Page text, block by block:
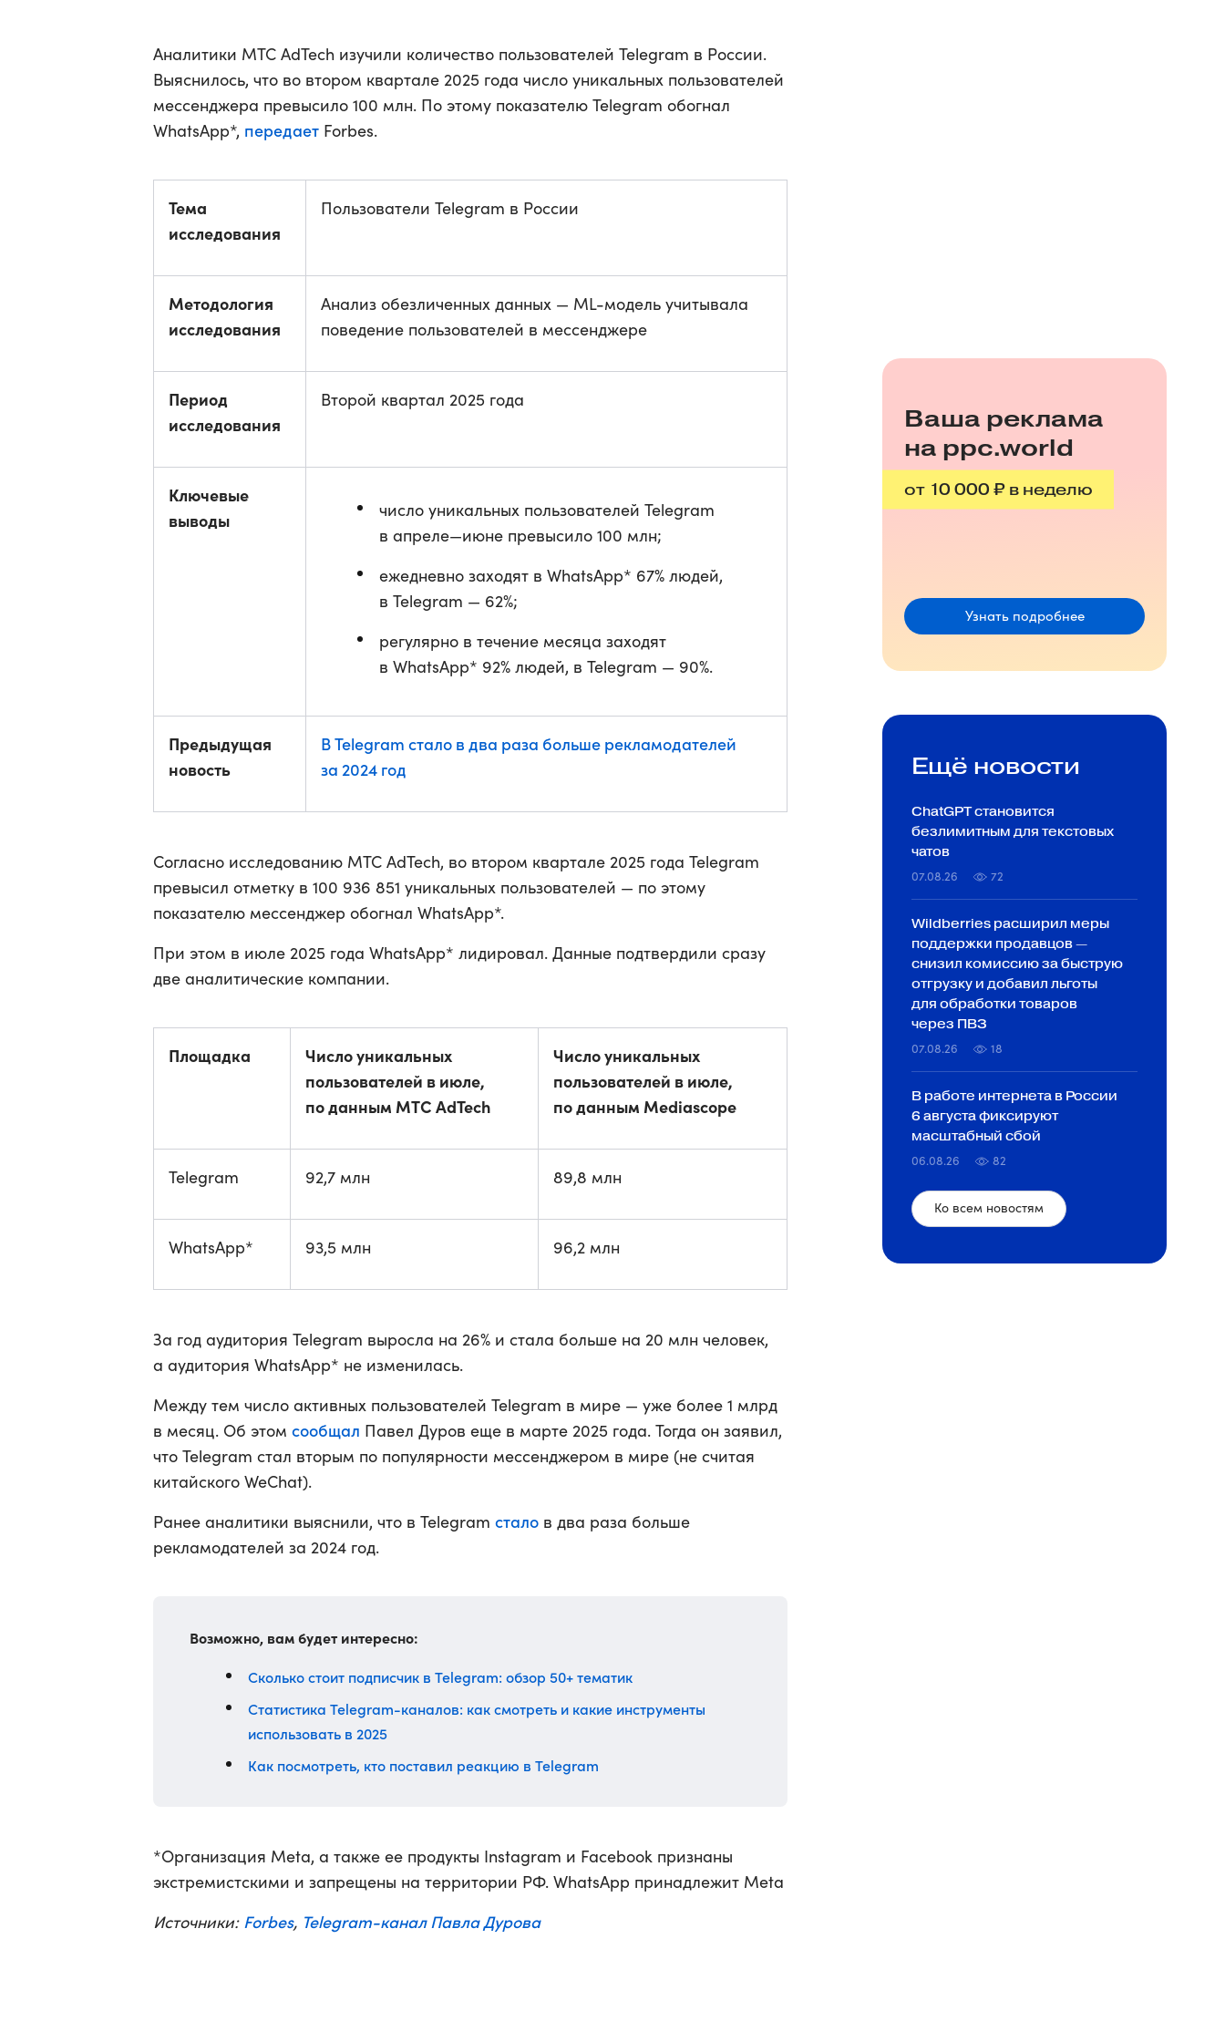
Аналитики МТС AdTech изучили количество пользователей Telegram в России.
Выяснилось, что во втором квартале 2025 года число уникальных пользователей
мессенджера превысило 100 млн. По этому показателю Telegram обогнал
WhatsApp*, передает Forbes.
Тема
исследования
Пользователи Telegram в России
Методология
исследования
Анализ обезличенных данных — ML-модель учитывала
поведение пользователей в мессенджере
Период
исследования
Второй квартал 2025 года
Ключевые
выводы
число уникальных пользователей Telegram
в апреле—июне превысило 100 млн;
ежедневно заходят в WhatsApp* 67% людей,
в Telegram — 62%;
регулярно в течение месяца заходят
в WhatsApp* 92% людей, в Telegram — 90%.
Предыдущая
новость
В Telegram стало в два раза больше рекламодателей
за 2024 год
Согласно исследованию МТС AdTech, во втором квартале 2025 года Telegram
превысил отметку в 100 936 851 уникальных пользователей — по этому
показателю мессенджер обогнал WhatsApp*.
При этом в июле 2025 года WhatsApp* лидировал. Данные подтвердили сразу
две аналитические компании.
Площадка
Число уникальных
пользователей в июле,
по данным МТС AdTech
Число уникальных
пользователей в июле,
по данным Mediascope
Telegram 92,7 млн 89,8 млн
WhatsApp* 93,5 млн 96,2 млн
За год аудитория Telegram выросла на 26% и стала больше на 20 млн человек,
а аудитория WhatsApp* не изменилась.
Между тем число активных пользователей Telegram в мире — уже более 1 млрд
в месяц. Об этом сообщал Павел Дуров еще в марте 2025 года. Тогда он заявил,
что Telegram стал вторым по популярности мессенджером в мире (не считая
китайского WeChat).
Ранее аналитики выяснили, что в Telegram стало в два раза больше
рекламодателей за 2024 год.
Возможно, вам будет интересно:
Сколько стоит подписчик в Telegram: обзор 50+ тематик
Статистика Telegram-каналов: как смотреть и какие инструменты
использовать в 2025
Как посмотреть, кто поставил реакцию в Telegram
*Организация Meta, а также ее продукты Instagram и Facebook признаны
экстремистскими и запрещены на территории РФ. WhatsApp принадлежит Meta
Источники: Forbes, Telegram-канал Павла Дурова
Ваша реклама
на ppc.world
от 10 000 ₽ в неделю
Узнать подробнее
Ещё новости
ChatGPT становится
безлимитным для текстовых
чатов
07.08.26 72
Wildberries расширил меры
поддержки продавцов —
снизил комиссию за быструю
отгрузку и добавил льготы
для обработки товаров
через ПВЗ
07.08.26 18
В работе интернета в России
6 августа фиксируют
масштабный сбой
06.08.26 82
Ко всем новостям